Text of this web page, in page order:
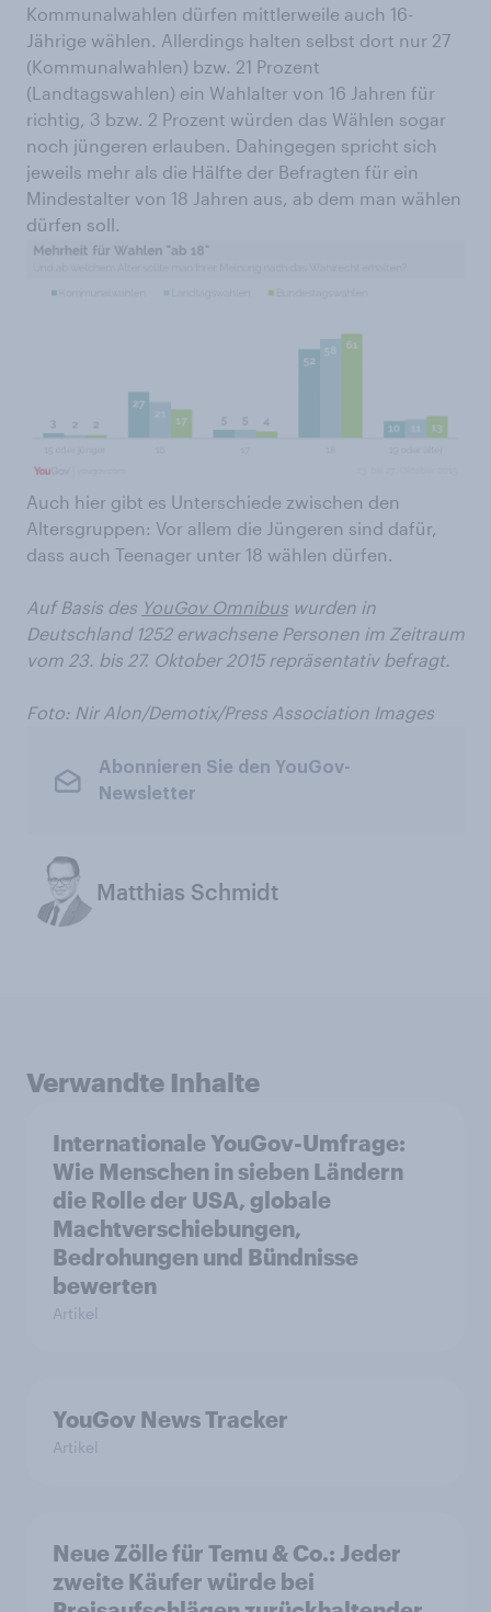
Kommunalwahlen dürfen mittlerweile auch 16-
Jährige wählen. Allerdings halten selbst dort nur 27
(Kommunalwahlen) bzw. 21 Prozent
(Landtagswahlen) ein Wahlalter von 16 Jahren für
richtig, 3 bzw. 2 Prozent würden das Wählen sogar
noch jüngeren erlauben. Dahingegen spricht sich
jeweils mehr als die Hälfte der Befragten für ein
Mindestalter von 18 Jahren aus, ab dem man wählen
dürfen soll.
Auch hier gibt es Unterschiede zwischen den
Altersgruppen: Vor allem die Jüngeren sind dafür,
dass auch Teenager unter 18 wählen dürfen.
Auf Basis des YouGov Omnibus wurden in
Deutschland 1252 erwachsene Personen im Zeitraum
vom 23. bis 27. Oktober 2015 repräsentativ befragt.
Foto: Nir Alon/Demotix/Press Association Images
Abonnieren Sie den YouGov-
Newsletter
Matthias Schmidt
Verwandte Inhalte
Internationale YouGov-Umfrage:
Wie Menschen in sieben Ländern
die Rolle der USA, globale
Machtverschiebungen,
Bedrohungen und Bündnisse
bewerten
Artikel
YouGov News Tracker
Artikel
Neue Zölle für Temu & Co.: Jeder
zweite Käufer würde bei